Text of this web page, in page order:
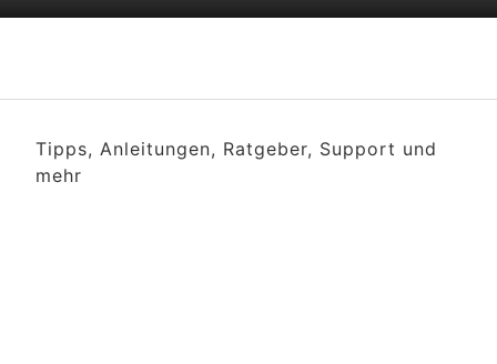
Tipps, Anleitungen, Ratgeber, Support und
mehr